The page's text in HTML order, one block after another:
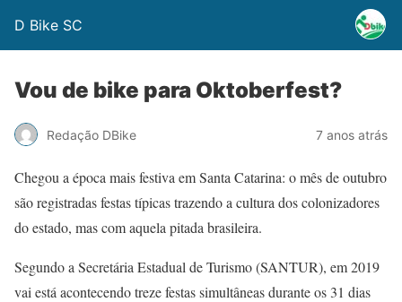
D Bike SC
Vou de bike para Oktoberfest?
Redação DBike 7 anos atrás
Chegou a época mais festiva em Santa Catarina: o mês de outubro
são registradas festas típicas trazendo a cultura dos colonizadores
do estado, mas com aquela pitada brasileira.
Segundo a Secretária Estadual de Turismo (SANTUR), em 2019
vai está acontecendo treze festas simultâneas durante os 31 dias